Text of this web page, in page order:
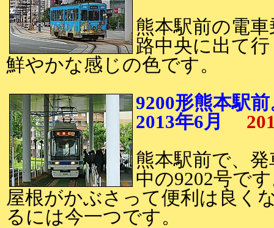
熊本駅前の電
路中央に出て
鮮やかな感じの色です。
9200形熊本駅
2013年6月
熊本駅前で、
中の9202号で
屋根がかぶさって便利は良く
るには今一つです。